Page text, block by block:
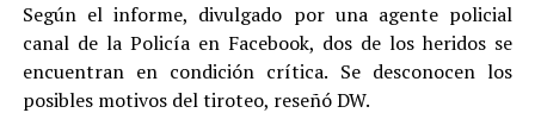
Según el informe, divulgado por una agente policial
canal de la Policía en Facebook, dos de los heridos se
encuentran en condición crítica. Se desconocen los
posibles motivos del tiroteo, reseñó DW.